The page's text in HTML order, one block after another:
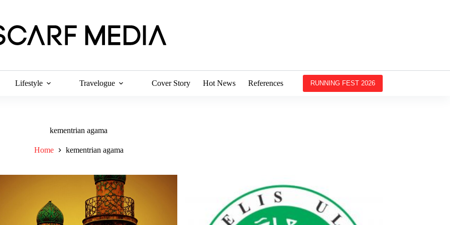
Lifestyle Travelogue Cover Story Hot News References RUNNING FEST 2026
kementrian agama
Home kementrian agama